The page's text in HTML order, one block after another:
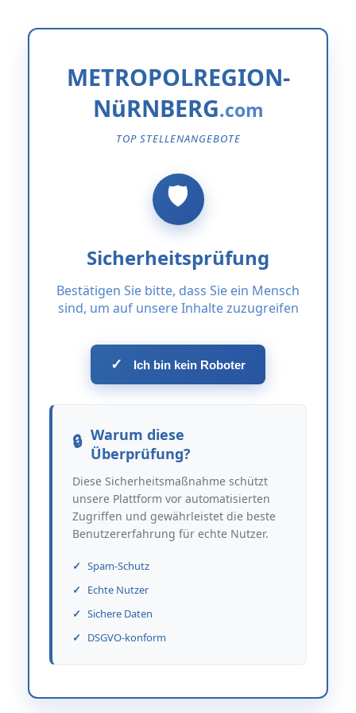
METROPOLREGION-
NüRNBERG
TOP STELLENANGEBOTE
Sicherheitsprüfung
Bestätigen Sie bitte, dass Sie ein Mensch
sind, um auf unsere Inhalte zuzugreifen
✓ Ich bin kein Roboter
Warum diese
Überprüfung?
Diese Sicherheitsmaßnahme schützt
unsere Plattform vor automatisierten
Zugriffen und gewährleistet die beste
Benutzererfahrung für echte Nutzer.
Spam-Schutz
Echte Nutzer
Sichere Daten
DSGVO-konform